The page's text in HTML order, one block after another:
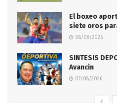
El boxeo
siete oros
08/08/2026
SINTESIS
Avancin
07/08/2026